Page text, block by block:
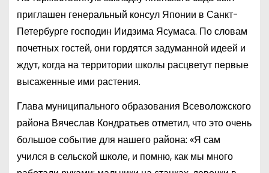
приглашен генеральный консул Японии в Санкт-
Петербурге господин Иидзима Ясумаса. По словам
почетных гостей, они гордятся задуманной идеей и
ждут, когда на территории школы расцветут первые
высаженные ими растения.
Глава муниципального образования Всеволожского
района Вячеслав Кондратьев отметил, что это очень
большое событие для нашего района: «Я сам
учился в сельской школе, и помню, как мы много